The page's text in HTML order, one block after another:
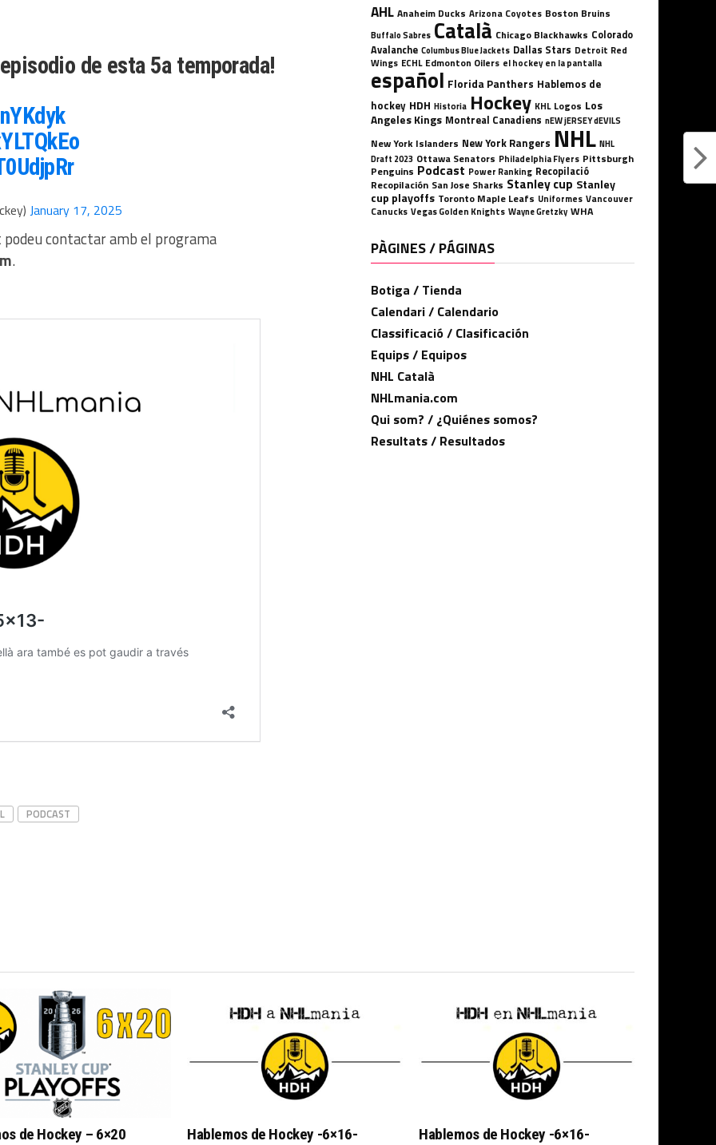
de esta 5a temporada!
January 17, 2025
contactar amb el programa
.
PODCAST
AHL Anaheim Ducks Arizona Coyotes Boston Bruins
Buffalo Sabres Català Chicago Blackhawks Colorado
Avalanche Columbus Blue Jackets Dallas Stars Detroit Red
Wings ECHL Edmonton Oilers el hockey en la pantalla
español Florida Panthers Hablemos de
hockey HDH Historia Hockey KHL Logos Los
Angeles Kings Montreal Canadiens nEW jERSEY dEVILS
New York Islanders New York Rangers NHL NHL
Draft 2023 Ottawa Senators Philadelphia Flyers Pittsburgh
Penguins Podcast Power Ranking Recopilació
Recopilación San Jose Sharks Stanley cup Stanley
cup playoffs Toronto Maple Leafs Uniformes Vancouver
Canucks Vegas Golden Knights Wayne Gretzky WHA
PÀGINES / PÁGINAS
Botiga / Tienda
Calendari / Calendario
Classificació / Clasificación
Equips / Equipos
NHL Català
NHLmania.com
Qui som? / ¿Quiénes somos?
Resultats / Resultados
de Hockey – 6×20 Hablemos de Hockey -6×16- Hablemos de Hockey -6×16-